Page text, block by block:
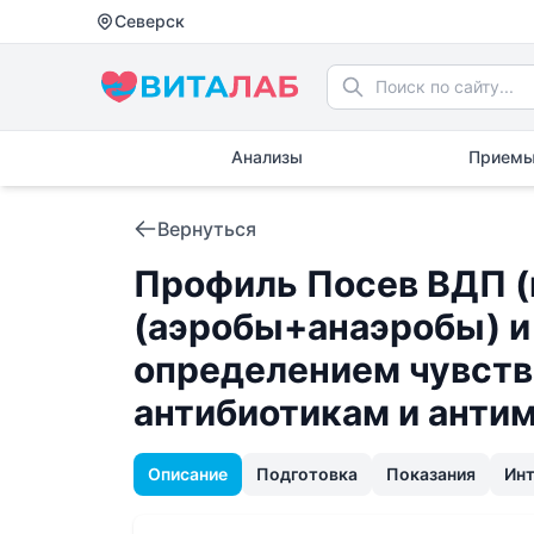
Северск
Анализы
Вернуться
Профиль Посев ВДП
(аэробы+анаэробы)
определением
антибиотикам и
Описание Подготовка Показания